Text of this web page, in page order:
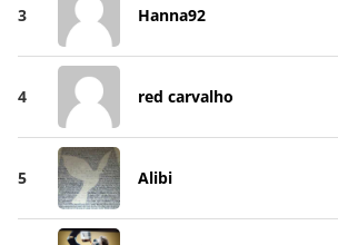
3 Hanna92
4 red carvalho
5 Alibi